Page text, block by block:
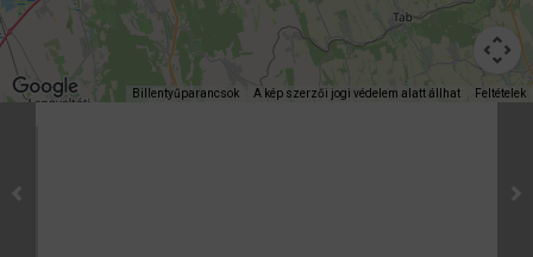
Billentyűparancsok A kép szerzői jogi védelem alatt állhat Feltételek